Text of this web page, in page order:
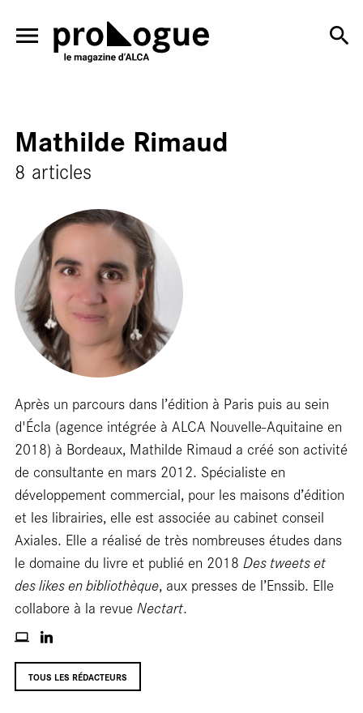
ALLER AU CONTENU PRINCIPAL
Mathilde Rimaud
8 articles
Après un parcours dans l’édition à Paris puis au sein
d'Écla (agence intégrée à ALCA Nouvelle-Aquitaine en
2018) à Bordeaux, Mathilde Rimaud a créé son activité
de consultante en mars 2012. Spécialiste en
développement commercial, pour les maisons d’édition
et les librairies, elle est associée au cabinet conseil
Axiales. Elle a réalisé de très nombreuses études dans
le domaine du livre et publié en 2018 Des tweets et
des likes en bibliothèque, aux presses de l’Enssib. Elle
collabore à la revue Nectart.
TOUS LES RÉDACTEURS
En salle
En
librairie
En